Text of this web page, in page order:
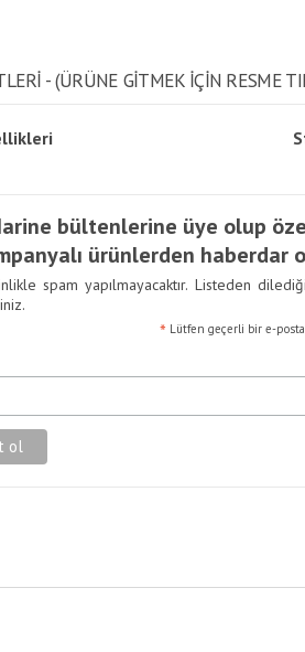
- (ÜRÜNE GITMEK IÇIN RESME
bültenlerine üye olup
ürünlerden haberdar
spam yapılmayacaktır. Listeden
* Lütfen geçerli bir e-